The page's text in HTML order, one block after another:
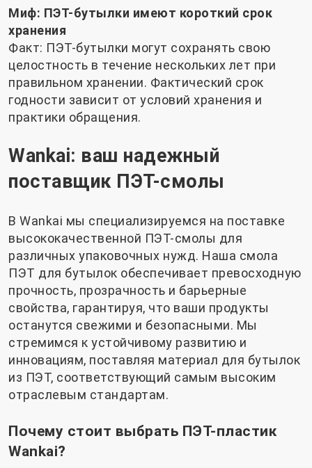
Миф: ПЭТ-бутылки имеют короткий срок
хранения
Факт: ПЭТ-бутылки могут сохранять свою
целостность в течение нескольких лет при
правильном хранении. Фактический срок
годности зависит от условий хранения и
практики обращения.
Wankai: ваш надежный
поставщик ПЭТ-смолы
В Wankai мы специализируемся на поставке
высококачественной ПЭТ-смолы для
различных упаковочных нужд. Наша смола
ПЭТ для бутылок обеспечивает превосходную
прочность, прозрачность и барьерные
свойства, гарантируя, что ваши продукты
останутся свежими и безопасными. Мы
стремимся к устойчивому развитию и
инновациям, поставляя материал для бутылок
из ПЭТ, соответствующий самым высоким
отраслевым стандартам.
Почему стоит выбрать ПЭТ-пластик
Wankai?